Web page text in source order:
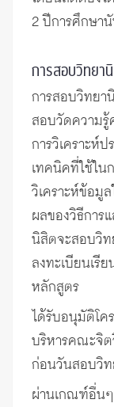
2 ปีการศึกษา
การสอบวิทยา
การสอบวิทย
สอบวัดความรู้
การวิเคราะห์
เทคนิคที่ใช้ใน
วิเคราะห์ข้อมู
ผลของวิธีการ
นิสิตจะสอบวิ
ลงทะเบียนเรี
หลักสูตร
ได้รับอนุมัติโค
บริหารคณะจิต
ก่อนวันสอบวิ
ผ่านเกณฑ์อื่น